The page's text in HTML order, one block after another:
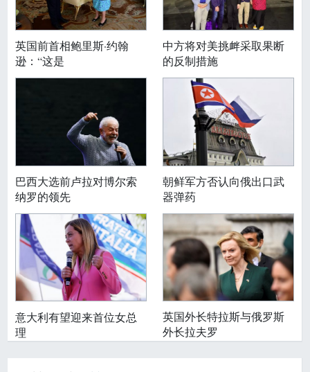
英国前首相鲍里斯·约翰
逊：“这是
中方将对美挑衅采取果断
的反制措施
巴西大选前卢拉对博尔索
纳罗的领先
朝鲜军方否认向俄出口武
器弹药
意大利有望迎来首位女总
理
英国外长特拉斯与俄罗斯
外长拉夫罗